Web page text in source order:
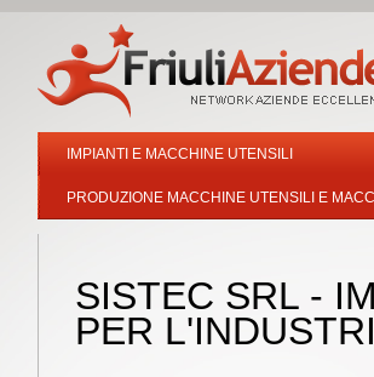
IMPIANTI E MACCHINE UTENSILI
PRODUZIONE MACCHINE UTENSILI E
SISTEC SRL -
PER